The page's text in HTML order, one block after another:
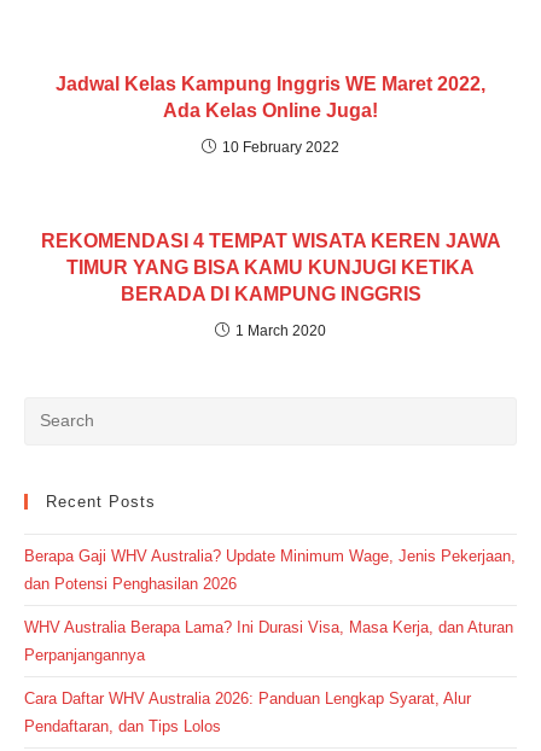
Jadwal Kelas Kampung Inggris WE Maret 2022,
Ada Kelas Online Juga!
10 February 2022
REKOMENDASI 4 TEMPAT WISATA KEREN JAWA
TIMUR YANG BISA KAMU KUNJUGI KETIKA
BERADA DI KAMPUNG INGGRIS
1 March 2020
Recent Posts
Berapa Gaji WHV Australia? Update Minimum Wage, Jenis Pekerjaan,
dan Potensi Penghasilan 2026
WHV Australia Berapa Lama? Ini Durasi Visa, Masa Kerja, dan Aturan
Perpanjangannya
Cara Daftar WHV Australia 2026: Panduan Lengkap Syarat, Alur
Pendaftaran, dan Tips Lolos